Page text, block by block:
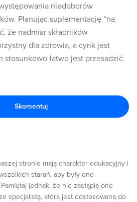
niedoborów
Planując suplementację “na
że nadmiar składników
dla zdrowia, a cynk jest
stosunkowo łatwo jest przesadzić.
stronie mają charakter edukacyjny i
starań, aby były one
jednak, że nie zastąpią one
specjalistą, która jest dostosowana do
Skomentuj